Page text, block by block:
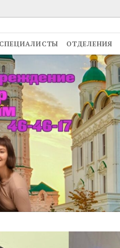
ОТДЕЛЕНИЯ